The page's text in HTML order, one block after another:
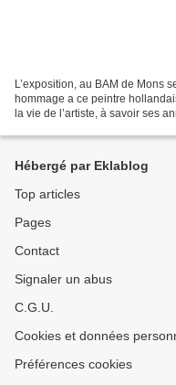
L’exposition, au BAM de Mons
hommage a ce peintre
la vie de l’artiste, à savoir ses
Hébergé par Eklablog
Top articles
Pages
Contact
Signaler un abus
C.G.U.
Cookies et données
Préférences cookies